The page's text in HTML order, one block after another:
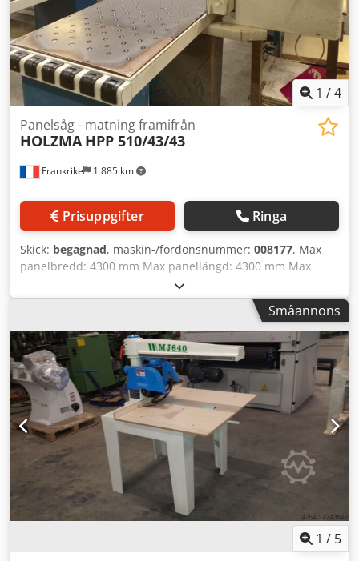
1 /4
Frankrike 1 885 km
Panelsåg - matning framifrån
HOLZMA HPP 510/43/43
Prisuppgifter Ringa
Skick: begagnad, maskin-/fordonsnummer: 008177, Max
panelbredd: 4300 mm Max panellängd: 4300 mm Max
utstick för huvudsågblad: 125 mm Cjdpjx A Tamsfx Ahisrf
Antal spännchuckar: 7
Småannons
1 / 5